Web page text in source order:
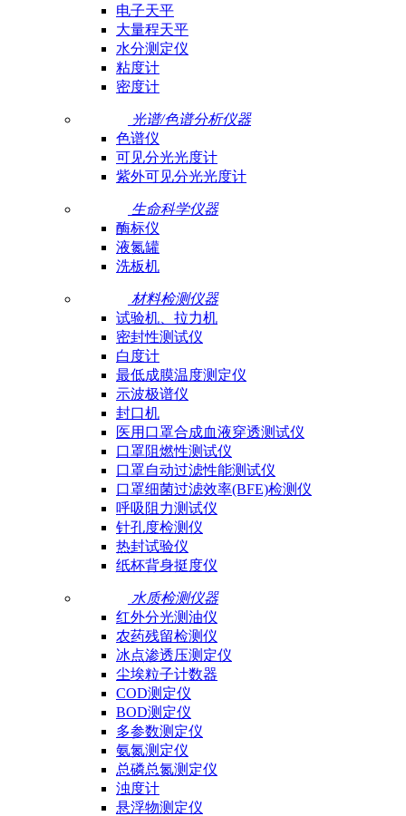
电子天平
大量程天平
水分测定仪
粘度计
密度计
光谱/色谱分析仪器
色谱仪
可见分光光度计
紫外可见分光光度计
生命科学仪器
酶标仪
液氮罐
洗板机
材料检测仪器
试验机、拉力机
密封性测试仪
白度计
最低成膜温度测定仪
示波极谱仪
封口机
医用口罩合成血液穿透测试仪
口罩阻燃性测试仪
口罩自动过滤性能测试仪
口罩细菌过滤效率(BFE)检测仪
呼吸阻力测试仪
针孔度检测仪
热封试验仪
纸杯背身挺度仪
水质检测仪器
红外分光测油仪
农药残留检测仪
冰点渗透压测定仪
尘埃粒子计数器
COD测定仪
BOD测定仪
多参数测定仪
氨氮测定仪
总磷总氮测定仪
浊度计
悬浮物测定仪